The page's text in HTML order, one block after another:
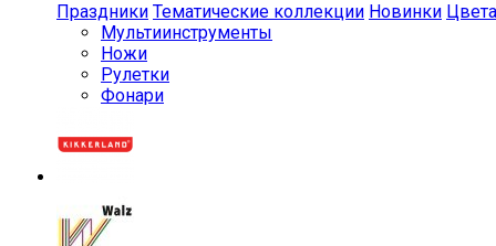
Праздники Тематические коллекции Новинки Цвета
Мульти­инструменты
Ножи
Рулетки
Фонари